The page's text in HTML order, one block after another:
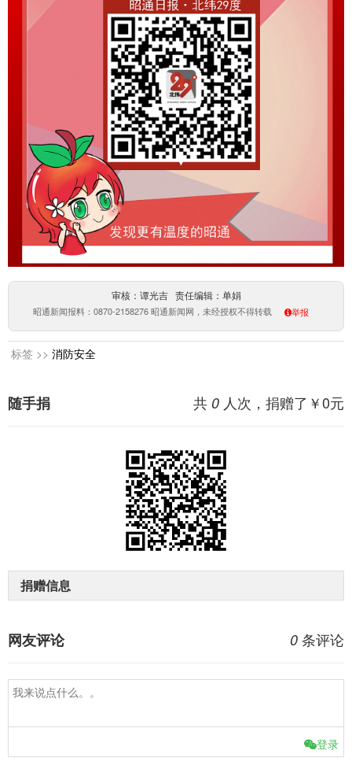
审核：谭光吉 责任编辑：单娟
昭通新闻报料：0870-2158276 昭通新闻网，未经授权不得转载 举报
标签 >> 消防安全
共 0 人次，捐赠了￥0元
随手捐
捐赠信息
0 条评论
网友评论
登录